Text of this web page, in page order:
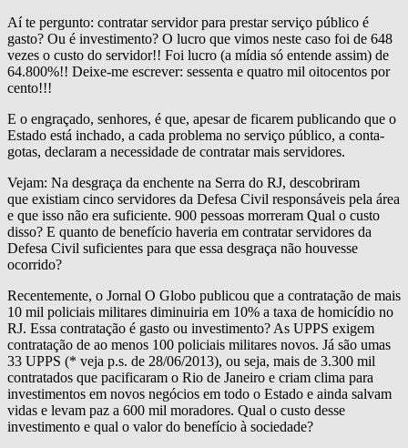
Aí te pergunto: contratar servidor para prestar serviço público é
gasto? Ou é investimento? O lucro que vimos neste caso foi de 648
vezes o custo do servidor!! Foi lucro (a mídia só entende assim) de
64.800%!! Deixe-me escrever: sessenta e quatro mil oitocentos por
cento!!!
E o engraçado, senhores, é que, apesar de ficarem publicando que o
Estado está inchado, a cada problema no serviço público, a conta-
gotas, declaram a necessidade de contratar mais servidores.
Vejam: Na desgraça da enchente na Serra do RJ, descobriram
que existiam cinco servidores da Defesa Civil responsáveis pela área
e que isso não era suficiente. 900 pessoas morreram Qual o custo
disso? E quanto de benefício haveria em contratar servidores da
Defesa Civil suficientes para que essa desgraça não houvesse
ocorrido?
Recentemente, o Jornal O Globo publicou que a contratação de mais
10 mil policiais militares diminuiria em 10% a taxa de homicídio no
RJ. Essa contratação é gasto ou investimento? As UPPS exigem
contratação de ao menos 100 policiais militares novos. Já são umas
33 UPPS (* veja p.s. de 28/06/2013), ou seja, mais de 3.300 mil
contratados que pacificaram o Rio de Janeiro e criam clima para
investimentos em novos negócios em todo o Estado e ainda salvam
vidas e levam paz a 600 mil moradores. Qual o custo desse
investimento e qual o valor do benefício à sociedade?